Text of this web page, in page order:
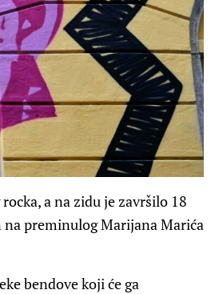
a na zidu je završilo 18
na preminulog Marijana Marića
bendove koji će ga